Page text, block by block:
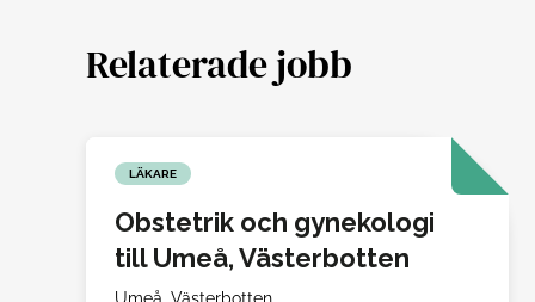
Relaterade jobb
LÄKARE
Obstetrik och gynekologi
till Umeå, Västerbotten